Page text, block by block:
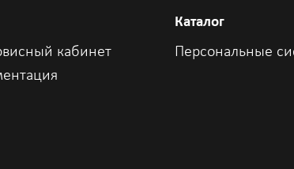
Felix QinQ, Link aggregation,
Broadcast storm control, IGMP
IGMP fast leave, MLD snooping,
кабинет
Каталог
Персональные